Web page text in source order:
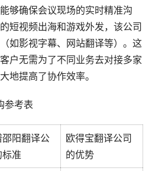
够确保会议现场的实时精准沟
短视频出海和游戏外发，该公司
如影视字幕、网站翻译等）。这
户无需为了不同业务去对接多家
地提高了协作效率。
考表
邵阳翻译公
标准
欧得宝翻译公司
的优势